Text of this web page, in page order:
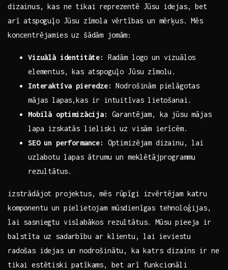
dizainus, kas ne tikai reprezentē ‌Jūsu idejas, bet
⁢arī atspoguļo Jūsu zīmola⁤ vērtības un​ mērķus. Mēs
koncentrējamies uz šādām jomām:
Vizuālā identitāte:
Radām logo​ un‍ vizuālos‍
elementus, kas ‌atspoguļo Jūsu zīmolu.
Interaktīva pieredze: Nodrošinām pielāgotas
mājas lapas,kas ir intuitīvas ⁣lietošanai.
Mobilā optimizācija:
Garantējam, ka jūsu mājas⁢
lapa izskatās lieliski uz visām ierīcēm.
SEO un performance:
Optimizējam dizainu, lai
⁣uzlabotu lapas ātrumu ‌un meklētājprogrammu
⁤rezultātus.
izstrādājot​ projektus, mēs rūpīgi izvērtējam katru
komponentu un pielietojam mūsdienīgas tehnoloģijas,
lai sasniegtu vislabākos rezultātus. Mūsu ​pieeja ir
balstīta uz sadarbību ⁣ar klientu,⁣ lai⁣ ieviestu
radošas idejas un ⁣nodrošinātu, ka katrs dizains ir ne
tikai estētiski‌ patīkams, bet arī‌ funkcionāli